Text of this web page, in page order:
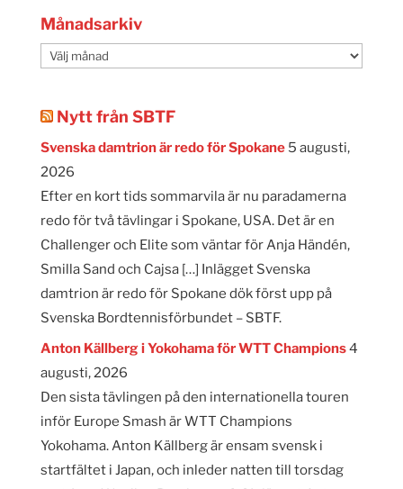
Månadsarkiv
Månadsarkiv
Nytt från SBTF
Svenska damtrion är redo för Spokane 5 augusti,
2026
Efter en kort tids sommarvila är nu paradamerna
redo för två tävlingar i Spokane, USA. Det är en
Challenger och Elite som väntar för Anja Händén,
Smilla Sand och Cajsa […] Inlägget Svenska
damtrion är redo för Spokane dök först upp på
Svenska Bordtennisförbundet – SBTF.
Anton Källberg i Yokohama för WTT Champions4
augusti, 2026
Den sista tävlingen på den internationella touren
inför Europe Smash är WTT Champions
Yokohama. Anton Källberg är ensam svensk i
startfältet i Japan, och inleder natten till torsdag